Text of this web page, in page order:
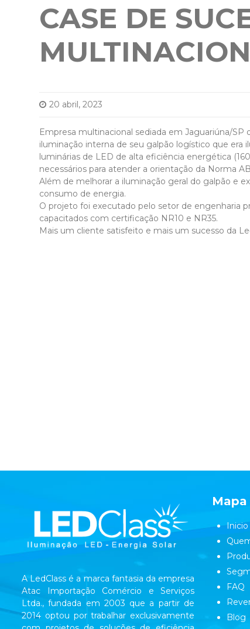
CASE DE
20 abril, 2023
Empresa multinacional sediada em Jaguariúna/
iluminação interna de seu galpão logístico que
luminárias de LED de alta eficiência energética
necessários para atender a orientação da Norma
Além de melhorar a iluminação geral do galpão e
consumo de energia.
O projeto foi executado pelo setor de engenharia
capacitados com certificação NR10 e NR35.
Mais um cliente satisfeito e mais um sucesso da
A LedClass é a marca fantasia da empresa
Atac Importação Comércio e Serviços
Ltda., fundada em 2003 que a partir de
2014 optou por trabalhar exclusivamente
Inicio
FAQ
Blog